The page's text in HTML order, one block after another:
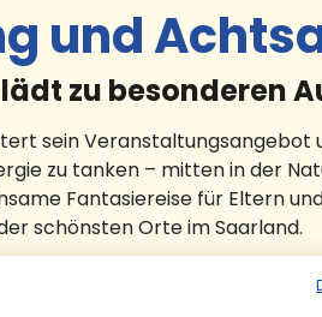
und
zu besonderen
sein
zu tanken – mitten in der
Fantasiereise für Eltern
schönsten Orte im Saarland.